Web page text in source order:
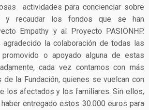
actividades para concienciar sobre
y recaudar los fondos que se han
Empathy y al Proyecto PASIONHP.
agradecido la colaboración de todas las
o apoyado alguna de estas
cada vez contamos con más
la Fundación, quienes se vuelcan con
los afectados y los familiares. Sin ellos,
entregado estos 30.000 euros para